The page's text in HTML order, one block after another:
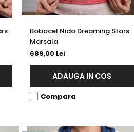
Bobocel Nido Dreaming Stars
Marsala
689,00 Lei
ADAUGA IN COS
Compara